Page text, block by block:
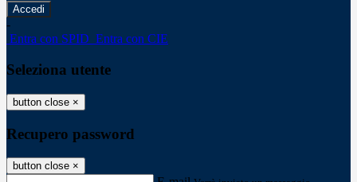
-
Entra con SPID Entra con CIE
Seleziona utente
button close ×
Recupero password
button close ×